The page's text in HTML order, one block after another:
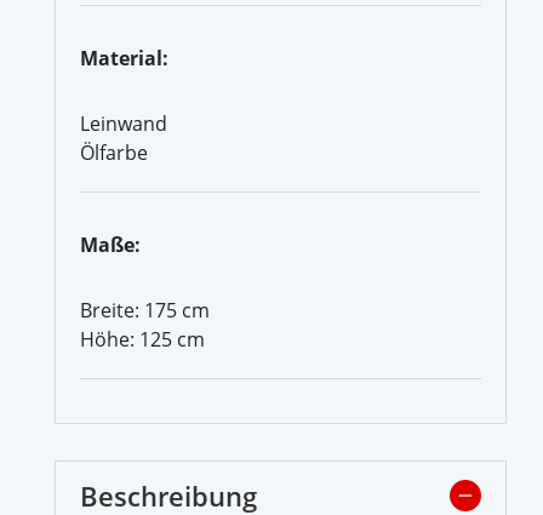
Material:
Leinwand
Ölfarbe
Maße:
Breite: 175 cm
Höhe: 125 cm
Beschreibung